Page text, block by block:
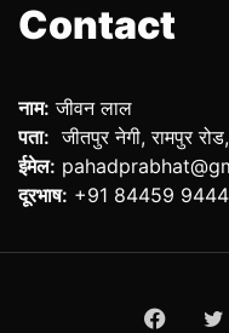
Contact
नाम: जीवन लाल
पता: जीतपुर नेगी, रामपुर रोड,
ईमेल:
दूरभाष: +91 84459